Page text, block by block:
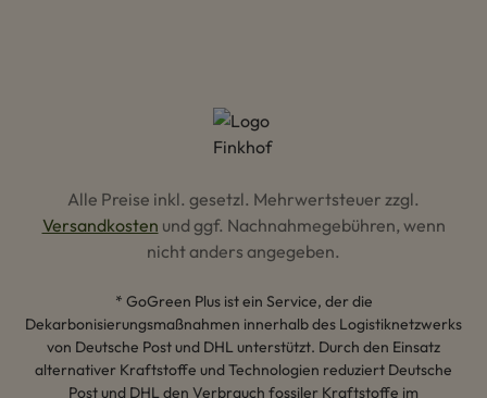
Alle Preise inkl. gesetzl. Mehrwertsteuer zzgl.
Versandkosten und ggf. Nachnahmegebühren, wenn
nicht anders angegeben.
* GoGreen Plus ist ein Service, der die
Dekarbonisierungsmaßnahmen innerhalb des Logistiknetzwerks
von Deutsche Post und DHL unterstützt. Durch den Einsatz
alternativer Kraftstoffe und Technologien reduziert Deutsche
Post und DHL den Verbrauch fossiler Kraftstoffe im